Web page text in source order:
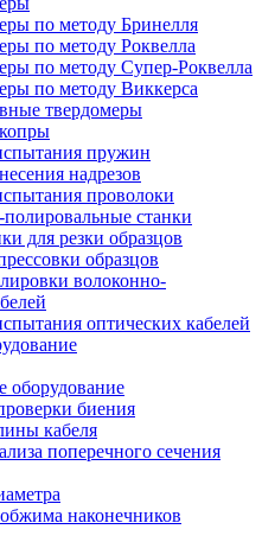
по методу Бринелля
по методу Роквелла
по методу Супер-Роквелла
по методу Виккерса
твердомеры
пружин
надрезов
проволоки
станки
для резки образцов
образцов
волоконно-
оптических кабелей
оборудование
биения
кабеля
поперечного сечения
наконечников